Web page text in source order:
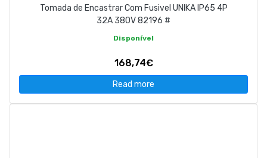
Tomada de Encastrar Com Fusivel UNIKA IP65 4P
32A 380V 82196 #
Disponível
168,74€
Read more